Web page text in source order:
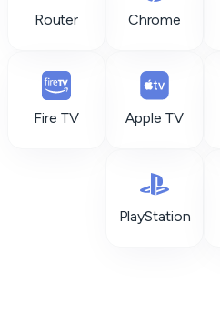
Router Chrome
Fire TV Apple TV
PlayStation